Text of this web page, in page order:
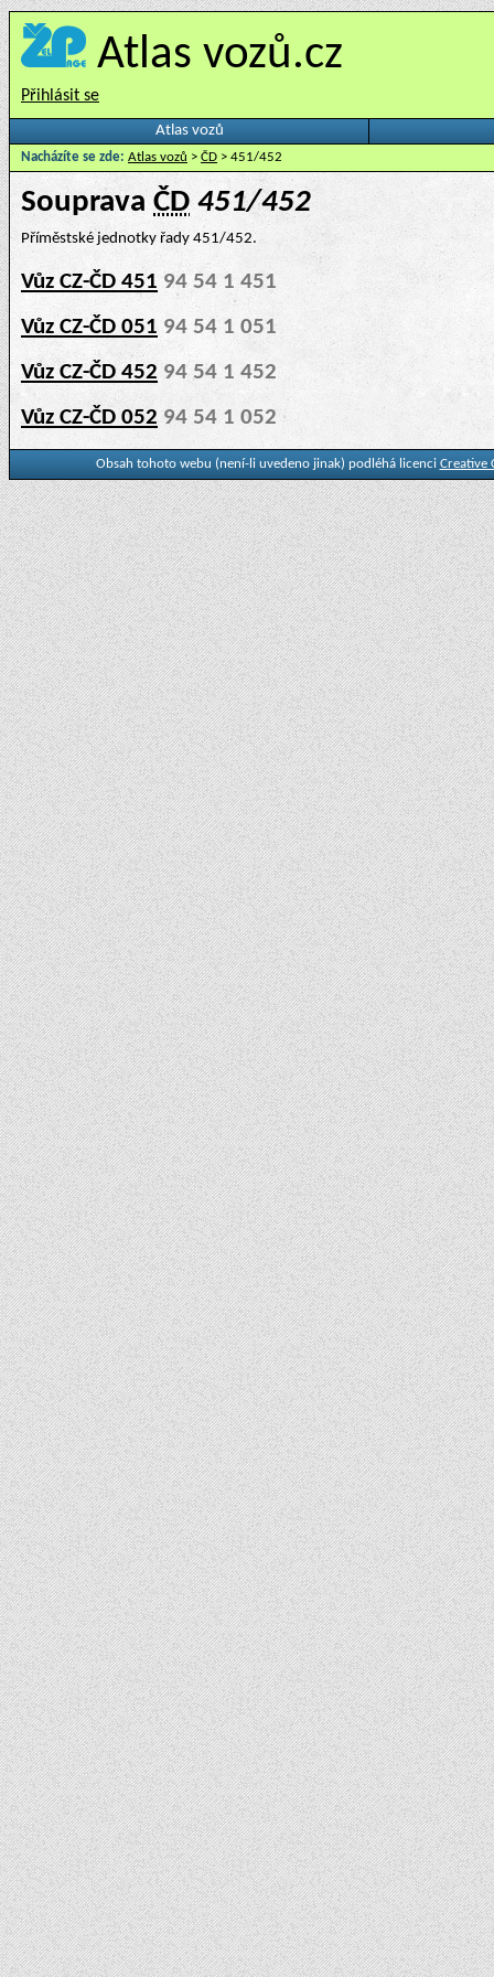
Atlas vozů.cz
Přihlásit se
Atlas vozů
Nacházíte se zde: Atlas vozů > ČD > 451/452
Souprava ČD 451/452
Příměstské jednotky řady 451/452.
Vůz CZ-ČD 451 94 54 1 451
Vůz CZ-ČD 051 94 54 1 051
Vůz CZ-ČD 452 94 54 1 452
Vůz CZ-ČD 052 94 54 1 052
Obsah tohoto webu (není-li uvedeno jinak) podléhá licenci Creative